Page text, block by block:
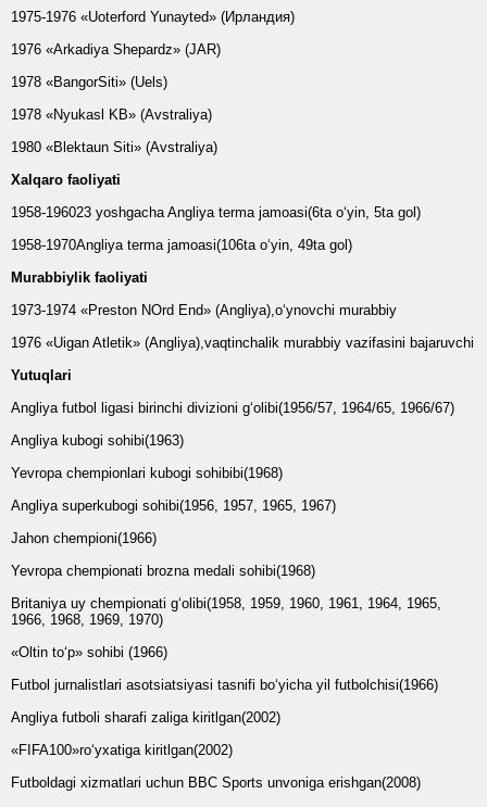
1975-1976 «Uoterford Yunayted» (Ирландия)
1976 «Arkadiya Shepardz» (JAR)
1978 «BangorSiti» (Uels)
1978 «Nyukasl KB» (Avstraliya)
1980 «Blektaun Siti» (Avstraliya)
Xalqaro faoliyati
1958-196023 yoshgacha Angliya terma jamoasi(6ta o‘yin, 5ta gol)
1958-1970Angliya terma jamoasi(106ta o‘yin, 49ta gol)
Murabbiylik faoliyati
1973-1974 «Preston NOrd End» (Angliya),o‘ynovchi murabbiy
1976 «Uigan Atletik» (Angliya),vaqtinchalik murabbiy vazifasini bajaruvchi
Yutuqlari
Angliya futbol ligasi birinchi divizioni g‘olibi(1956/57, 1964/65, 1966/67)
Angliya kubogi sohibi(1963)
Yevropa chempionlari kubogi sohibibi(1968)
Angliya superkubogi sohibi(1956, 1957, 1965, 1967)
Jahon chempioni(1966)
Yevropa chempionati brozna medali sohibi(1968)
Britaniya uy chempionati g‘olibi(1958, 1959, 1960, 1961, 1964, 1965,
1966, 1968, 1969, 1970)
«Oltin to‘p» sohibi (1966)
Futbol jurnalistlari asotsiatsiyasi tasnifi bo‘yicha yil futbolchisi(1966)
Angliya futboli sharafi zaliga kiritlgan(2002)
«FIFA100»ro‘yxatiga kiritlgan(2002)
Futboldagi xizmatlari uchun BBC Sports unvoniga erishgan(2008)